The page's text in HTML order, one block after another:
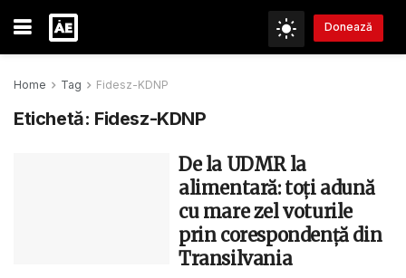
Donează
Home Tag Fidesz-KDNP
Etichetă: Fidesz-KDNP
De la UDMR la
alimentară: toți adună
cu mare zel voturile
prin corespondență din
Transilvania